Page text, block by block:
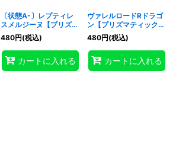
〔状態A-〕レプティレ
スメルジーヌ【プリズマ
ティックシークレット】
{BODE-JP043}《シン
クロ》
480円(税込)
カートに入れる
ヴァレルロードRドラゴ
ン【プリズマティックシ
ークレット】{BODE-
JP036}《儀式》
480円(税込)
カートに入れる